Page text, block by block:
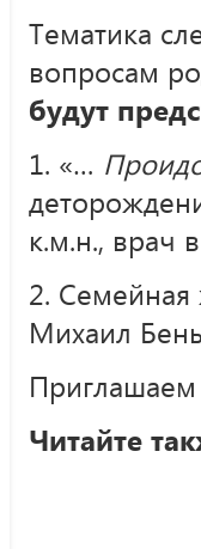
Тематика
вопросам
будут
1. «…
к.м.н., врач
2. Семейная
Михаил
Приглашаем
Читайте